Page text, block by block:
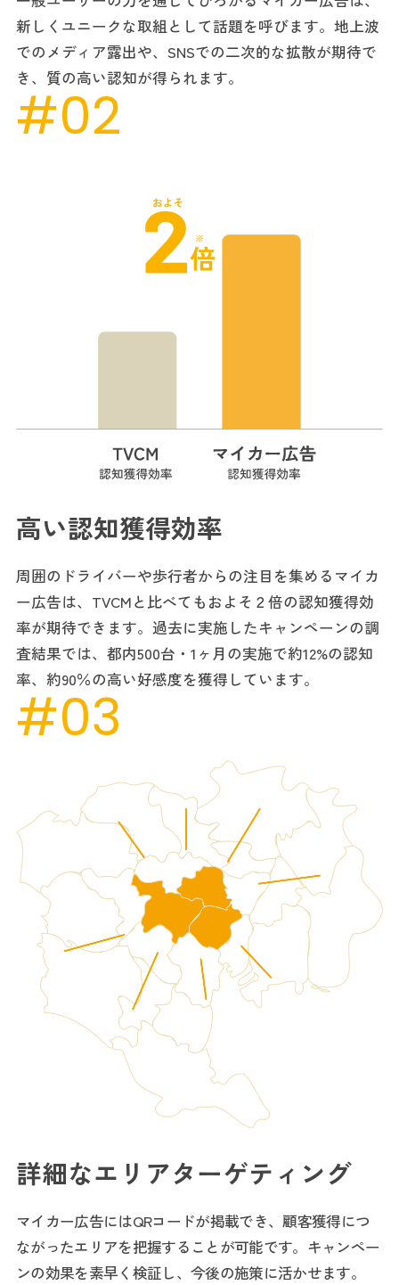
新しくユニークな取組として話題を呼びます。地上波
でのメディア露出や、SNSでの二次的な拡散が期待で
き、質の高い認知が得られます。
#02
高い認知獲得効率
周囲のドライバーや歩行者からの注目を集めるマイカ
ー広告は、TVCMと比べてもおよそ２倍の認知獲得効
率が期待できます。過去に実施したキャンペーンの調
査結果では、都内500台・1ヶ月の実施で約12%の認知
率、約90％の高い好感度を獲得しています。
#03
詳細なエリアターゲティング
マイカー広告にはQRコードが掲載でき、顧客獲得につ
ながったエリアを把握することが可能です。キャンペー
ンの効果を素早く検証し、今後の施策に活かせます。